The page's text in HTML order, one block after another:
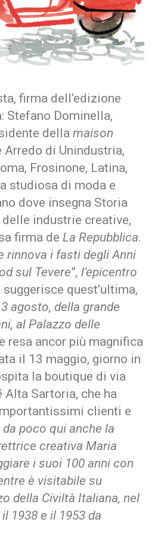
firma dell’edizione
Stefano Dominella,
della maison
Arredo di Unindustria,
Frosinone, Latina,
studiosa di moda e
dove insegna Storia
industrie creative,
firma de La Repubblica.
rinnova i fasti degli Anni
sul Tevere”, l’epicentro
suggerisce quest’ultima,
agosto, della grande
al Palazzo delle
resa ancor più magnifica
il 13 maggio, giorno in
la boutique di via
Alta Sartoria, che ha
clienti e
poco qui anche la
creativa Maria
i suoi 100 anni con
è visitabile su
della Civiltà Italiana, nel
1938 e il 1953 da